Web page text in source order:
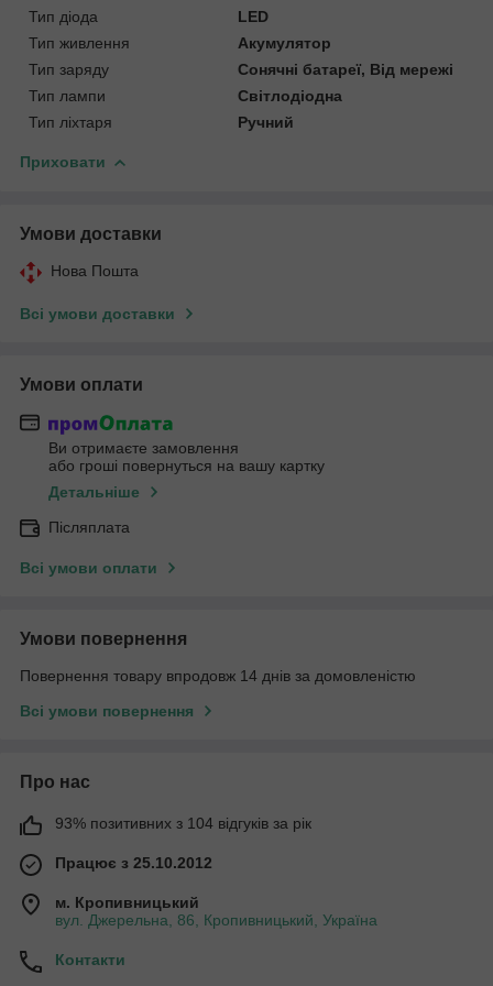
Тип діода
LED
Тип живлення
Акумулятор
Тип заряду
Сонячні батареї, Від мережі
Тип лампи
Світлодіодна
Тип ліхтаря
Ручний
Приховати
Умови доставки
Нова Пошта
Всі умови доставки
Умови оплати
Ви отримаєте замовлення
або гроші повернуться на вашу картку
Детальніше
Післяплата
Всі умови оплати
Умови повернення
Повернення товару впродовж 14 днів за домовленістю
Всі умови повернення
Про нас
93% позитивних з 104 відгуків за рік
Працює з 25.10.2012
м. Кропивницький
вул. Джерельна, 86, Кропивницький, Україна
Контакти